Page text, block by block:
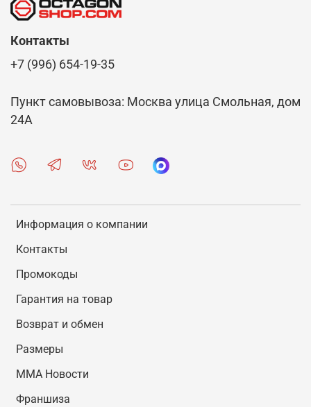
В интернет-магазине Octagon Shop есть
качественная обувь для спорта, выпуском
Осуществляется удобная доставка заказов по
Троицку.
Информация о компании
Контакты
Промокоды
Гарантия на товар
Возврат и обмен
Размеры
MMA Новости
Франшиза
Контакты
+7 (996) 654-19-35
Пункт самовывоза: Москва улица Смольная, дом
24А